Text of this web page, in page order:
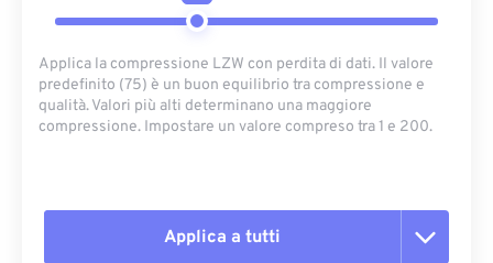
Applica la compressione LZW con perdita di dati. Il valore
predefinito (75) è un buon equilibrio tra compressione e
qualità. Valori più alti determinano una maggiore
compressione. Impostare un valore compreso tra 1 e 200.
Applica a tutti